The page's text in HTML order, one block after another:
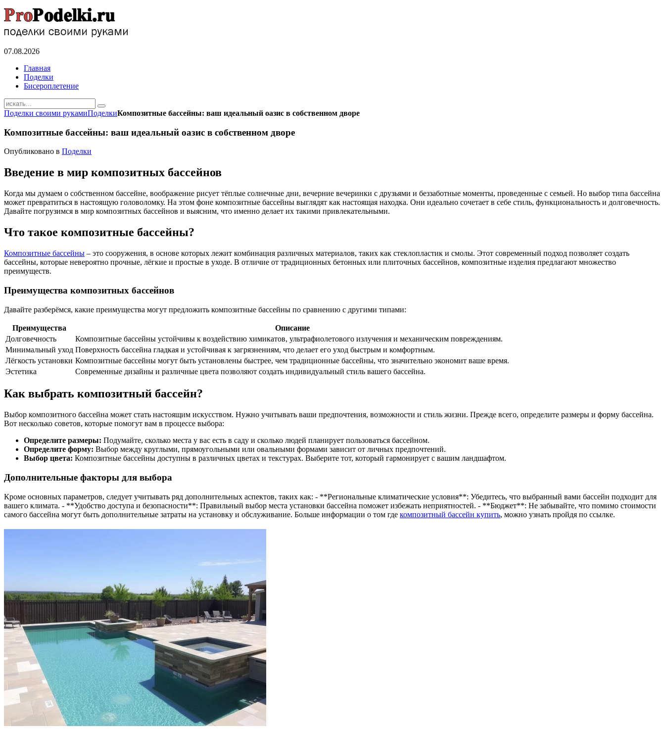
07.08.2026
Главная
Поделки
Бисероплетение
Поделки своими рукамиПоделкиКомпозитные бассейны: ваш идеальный оазис в собственном дворе
Композитные бассейны: ваш идеальный оазис в собственном дворе
Опубликовано в Поделки
Введение в мир композитных бассейнов
Когда мы думаем о собственном бассейне, воображение рисует тёплые солнечные дни, вечерние вечеринки с друзьями и беззаботные моменты, проведенные с семьей. Но выбор типа бассейна
может превратиться в настоящую головоломку. На этом фоне композитные бассейны выглядят как настоящая находка. Они идеально сочетает в себе стиль, функциональность и долговечность.
Давайте погрузимся в мир композитных бассейнов и выясним, что именно делает их такими привлекательными.
Что такое композитные бассейны?
Композитные бассейны – это сооружения, в основе которых лежит комбинация различных материалов, таких как стеклопластик и смолы. Этот современный подход позволяет создать
бассейны, которые невероятно прочные, лёгкие и простые в уходе. В отличие от традиционных бетонных или плиточных бассейнов, композитные изделия предлагают множество
преимуществ.
Преимущества композитных бассейнов
Давайте разберёмся, какие преимущества могут предложить композитные бассейны по сравнению с другими типами:
Преимущества
Описание
Долговечность
Композитные бассейны устойчивы к воздействию химикатов, ультрафиолетового излучения и механическим повреждениям.
Минимальный уход Поверхность бассейна гладкая и устойчивая к загрязнениям, что делает его уход быстрым и комфортным.
Лёгкость установки Композитные бассейны могут быть установлены быстрее, чем традиционные бассейны, что значительно экономит ваше время.
Эстетика
Современные дизайны и различные цвета позволяют создать индивидуальный стиль вашего бассейна.
Как выбрать композитный бассейн?
Выбор композитного бассейна может стать настоящим искусством. Нужно учитывать ваши предпочтения, возможности и стиль жизни. Прежде всего, определите размеры и форму бассейна.
Вот несколько советов, которые помогут вам в процессе выбора:
Определите размеры: Подумайте, сколько места у вас есть в саду и сколько людей планирует пользоваться бассейном.
Определите форму: Выбор между круглыми, прямоугольными или овальными формами зависит от личных предпочтений.
Выбор цвета: Композитные бассейны доступны в различных цветах и текстурах. Выберите тот, который гармонирует с вашим ландшафтом.
Дополнительные факторы для выбора
Кроме основных параметров, следует учитывать ряд дополнительных аспектов, таких как: - **Региональные климатические условия**: Убедитесь, что выбранный вами бассейн подходит для
вашего климата. - **Удобство доступа и безопасности**: Правильный выбор места установки бассейна поможет избежать неприятностей. - **Бюджет**: Не забывайте, что помимо стоимости
самого бассейна могут быть дополнительные затраты на установку и обслуживание. Больше информации о том где композитный бассейн купить, можно узнать пройдя по ссылке.